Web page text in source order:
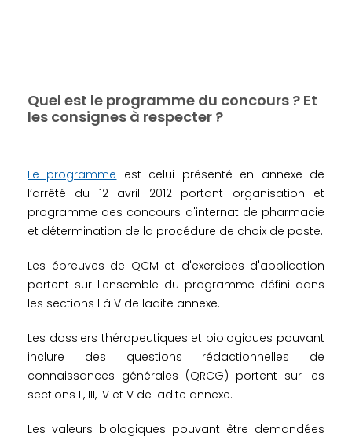
Quel est le programme du concours ? Et
les consignes à respecter ?
Le programme est celui présenté en annexe de
l’arrêté du 12 avril 2012 portant organisation et
programme des concours d'internat de pharmacie
et détermination de la procédure de choix de poste.
Les épreuves de QCM et d'exercices d'application
portent sur l'ensemble du programme défini dans
les sections I à V de ladite annexe.
Les dossiers thérapeutiques et biologiques pouvant
inclure des questions rédactionnelles de
connaissances générales (QRCG) portent sur les
sections II, III, IV et V de ladite annexe.
Les valeurs biologiques pouvant être demandées